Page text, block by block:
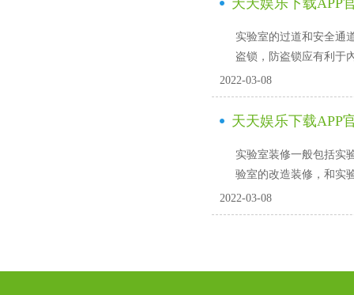
天天娱乐下载APP官
实验室的过道和安全通
盗锁，防盗锁应有利于內
2022-03-08
天天娱乐下载APP
实验室装修一般包括实验
验室的改造装修，和
2022-03-08